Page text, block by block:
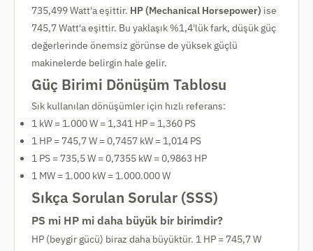
735,499 Watt'a eşittir. HP (Mechanical Horsepower) ise
745,7 Watt'a eşittir. Bu yaklaşık %1,4'lük fark, düşük güç
değerlerinde önemsiz görünse de yüksek güçlü
makinelerde belirgin hale gelir.
Güç Birimi Dönüşüm Tablosu
Sık kullanılan dönüşümler için hızlı referans:
1 kW = 1.000 W = 1,341 HP = 1,360 PS
1 HP = 745,7 W = 0,7457 kW = 1,014 PS
1 PS = 735,5 W = 0,7355 kW = 0,9863 HP
1 MW = 1.000 kW = 1.000.000 W
Sıkça Sorulan Sorular (SSS)
PS mi HP mi daha büyük bir birimdir?
HP (beygir gücü) biraz daha büyüktür. 1 HP = 745,7 W